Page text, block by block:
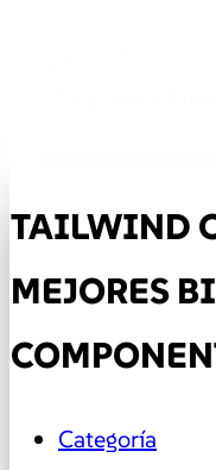
TAILWIND
MEJORES
Categoría